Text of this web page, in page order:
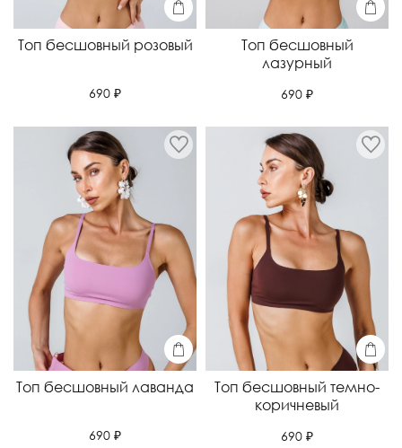
Топ бесшовный розовый
690 ₽
Топ бесшовный
лазурный
690 ₽
Топ бесшовный лаванда
690 ₽
Топ бесшовный темно-
коричневый
690 ₽